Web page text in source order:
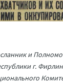
и
г.